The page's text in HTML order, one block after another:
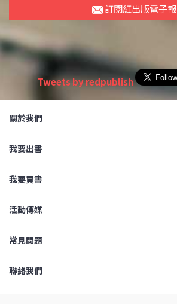
訂閱紅出版電子報
Tweets by redpublish
關於我們
我要出書
我要買書
活動傳媒
常見問題
聯絡我們